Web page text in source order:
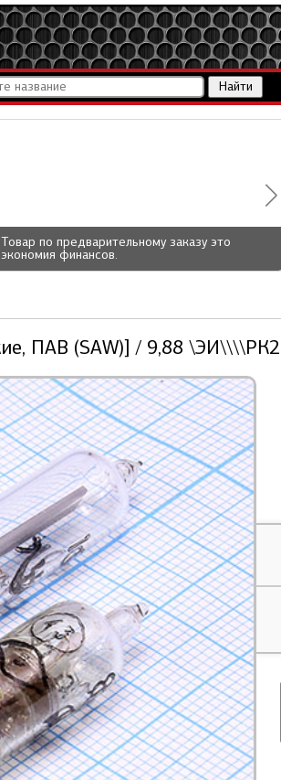
Товар по предварительному заказу это
экономия финансов.
ПАВ (SAW)] / 9,88